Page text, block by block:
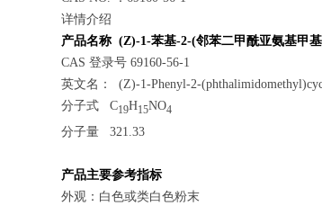
详情介绍
产品名称 (Z)-1-苯基-2-(邻苯二甲酰亚氨基甲
CAS 登录号 69160-56-1
英文名： (Z)-1-Phenyl-2-
分子式 C19H15NO4
分子量 321.33
产品主要参考指标
外观：白色或类白色粉末